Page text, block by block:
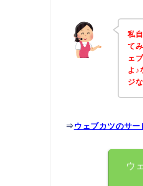
私
て
ェ
よ♪
ジ
⇒ ウェブカツのサ
ウ